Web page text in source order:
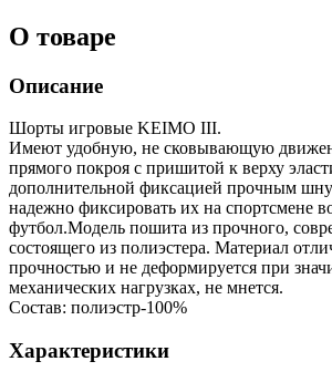
О товаре
Описание
Шорты игровые KEIMO III.
Имеют удобную, не сковывающую
прямого покроя с пришитой к верху
дополнительной фиксацией прочным
надежно фиксировать их на спортсмене
футбол.Модель пошита из прочного,
состоящего из полиэстера. Материал
прочностью и не деформируется при
механических нагрузках, не мнется.
Состав: полиэстр-100%
Характеристики